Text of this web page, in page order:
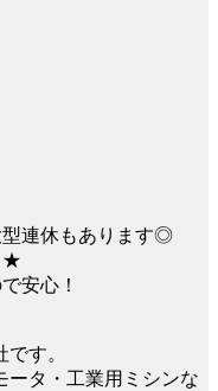
型連休もあります◎
★
安心！
す。
ータ・工業用ミシンな